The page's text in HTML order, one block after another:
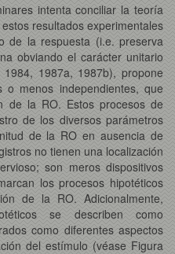
intenta conciliar la teoría
resultados experimentales
de la respuesta (i.e. preserva
obviando el carácter unitario
1987a, 1987b), propone
o menos independientes, que
de la RO. Estos procesos de
de los diversos parámetros
de la RO en ausencia de
no tienen una localización
son meros dispositivos
los procesos hipotéticos
de la RO. Adicionalmente,
se describen como
como diferentes aspectos
del estímulo (véase Figura